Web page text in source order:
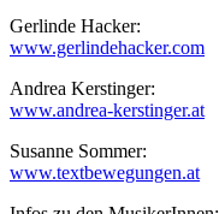
Gerlinde Hacker:
www.gerlindehacker.com
Andrea Kerstinger:
www.andrea-kerstinger.at
Susanne Sommer:
www.textbewegungen.at